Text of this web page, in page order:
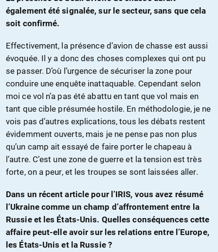
également été signalée, sur le secteur, sans que cela
soit confirmé.
Effectivement, la présence d’avion de chasse est aussi
évoquée. Il y a donc des choses complexes qui ont pu
se passer. D’où l’urgence de sécuriser la zone pour
conduire une enquête inattaquable. Cependant selon
moi ce vol n’a pas été abattu en tant que vol mais en
tant que cible présumée hostile. En méthodologie, je ne
vois pas d’autres explications, tous les débats restent
évidemment ouverts, mais je ne pense pas non plus
qu’un camp ait essayé de faire porter le chapeau à
l’autre. C’est une zone de guerre et la tension est très
forte, on a peur, et les troupes se sont laissées aller.
Dans un récent article pour l’IRIS, vous avez résumé
l’Ukraine comme un champ d’affrontement entre la
Russie et les États-Unis. Quelles conséquences cette
affaire peut-elle avoir sur les relations entre l’Europe,
les États-Unis et la Russie ?